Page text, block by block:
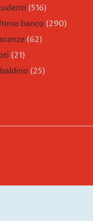
(516)
banco (290)
(62)
(21)
(25)